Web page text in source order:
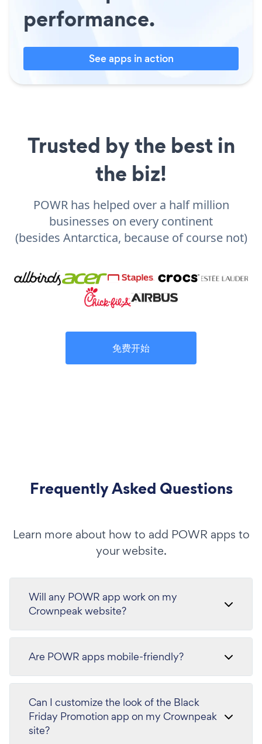
performance.
See apps in action
Trusted by the best in
the biz!
POWR has helped over a half million
businesses on every continent
(besides Antarctica, because of course not)
免费开始
Frequently Asked Questions
Learn more about how to add POWR apps to
your website.
Will any POWR app work on my
Crownpeak website?
Are POWR apps mobile-friendly?
Can I customize the look of the Black
Friday Promotion app on my Crownpeak
site?